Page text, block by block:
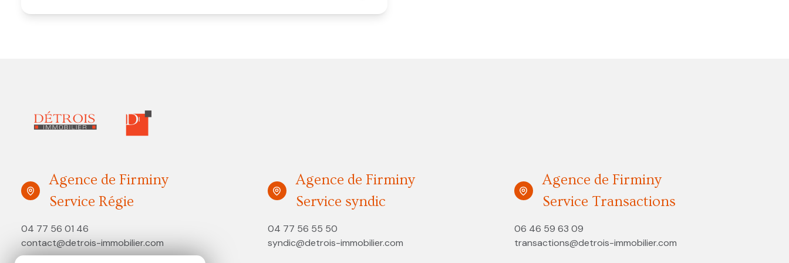
Agence de Firminy
Service Régie
04 77 56 01 46
contact@detrois-immobilier.com
Agence de Firminy
Service syndic
04 77 56 55 50
syndic@detrois-immobilier.com
Agence de Firminy
Service Transactions
06 46 59 63 09
transactions@detrois-immobilier.com